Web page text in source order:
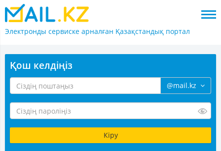
Электронды сервиске арналған Қазақстандық портал
Қош келдіңіз
@mail.kz